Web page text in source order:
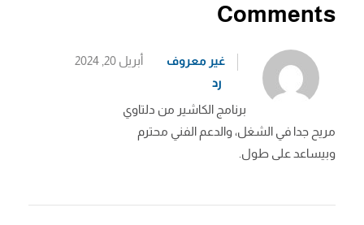
Comments
غير معروف أبريل 20, 2024
رد
برنامج الكاشير من دلتاوي
مريح جدا في الشغل، والدعم الفني محترم
وبيساعد على طول.